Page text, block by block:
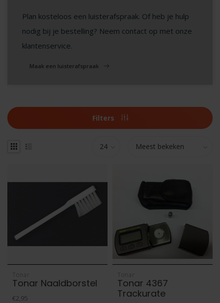
Plan kosteloos een luisterafspraak. Of heb je hulp
nodig bij je bestelling? Neem contact op met onze
klantenservice.
Maak een luisterafspraak
Filters
Tonar
Tonar Naaldborstel
€2,95
Tonar
Tonar 4367
Trackurate